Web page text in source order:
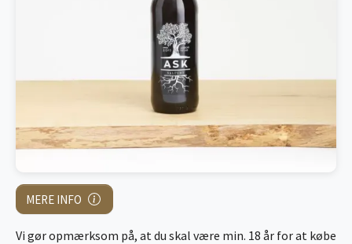
MERE INFO
Vi gør opmærksom på, at du skal være min. 18 år for at købe